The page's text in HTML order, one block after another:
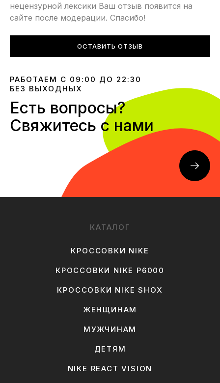
нецензурной лексики Ваш отзыв появится на
сайте после модерации. Спасибо!
ОСТАВИТЬ ОТЗЫВ
РАБОТАЕМ С 09:00 ДО 22:30
БЕЗ ВЫХОДНЫХ
Есть вопросы?
Свяжитесь с нами
КАТАЛОГ
КРОССОВКИ NIKE
КРОССОВКИ NIKE P6000
КРОССОВКИ NIKE SHOX
ЖЕНЩИНАМ
МУЖЧИНАМ
ДЕТЯМ
NIKE REACT VISION